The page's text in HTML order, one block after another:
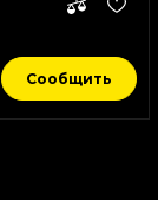
Сообщить